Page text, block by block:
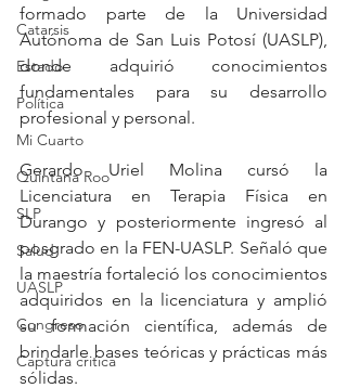
Catarsis
Estado
Política
Mi Cuarto
Quintana Roo
SLP
Salud
UASLP
Congreso
Captura critica
formado parte de la Universidad
Autónoma de San Luis Potosí (UASLP),
donde adquirió conocimientos
fundamentales para su desarrollo
profesional y personal.
Gerardo Uriel Molina cursó la
Licenciatura en Terapia Física en
Durango y posteriormente ingresó al
posgrado en la FEN-UASLP. Señaló que
la maestría fortaleció los conocimientos
adquiridos en la licenciatura y amplió
su formación científica, además de
brindarle bases teóricas y prácticas más
sólidas.